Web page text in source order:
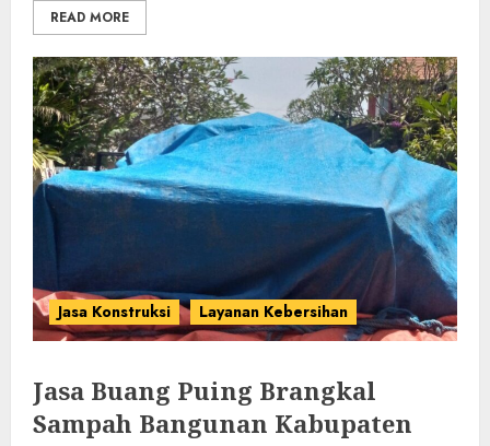
READ MORE
Jasa Konstruksi Layanan Kebersihan
Jasa Buang Puing Brangkal
Sampah Bangunan Kabupaten